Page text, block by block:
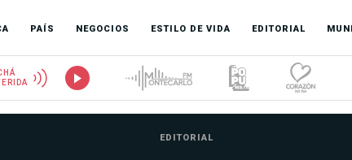
PAÍS NEGOCIOS ESTILO DE VIDA EDITORIAL
EDITORIAL